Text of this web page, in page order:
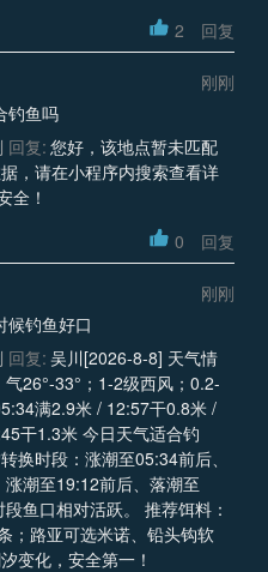
2 回复
刚刚
钓鱼吗
回复: 您好，该地点暂未匹配
，请在小程序内搜索查看详
全！
0 回复
刚刚
候钓鱼好口
回复: 吴川[2026-8-8] 天气情
26°-33°；1-2级西风；0.2-
满2.9米 / 12:57干0.8米 /
日天气适合钓
换时段：涨潮至05:34前后、
潮至19:12前后、落潮至
鱼口相对活跃。 推荐饵料：
；路亚可选米诺、铅头钩软
变化，安全第一！